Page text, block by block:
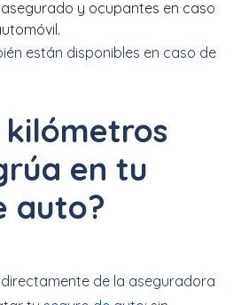
y ocupantes en caso
están disponibles en caso de
kilómetros
en tu
auto?
de la aseguradora